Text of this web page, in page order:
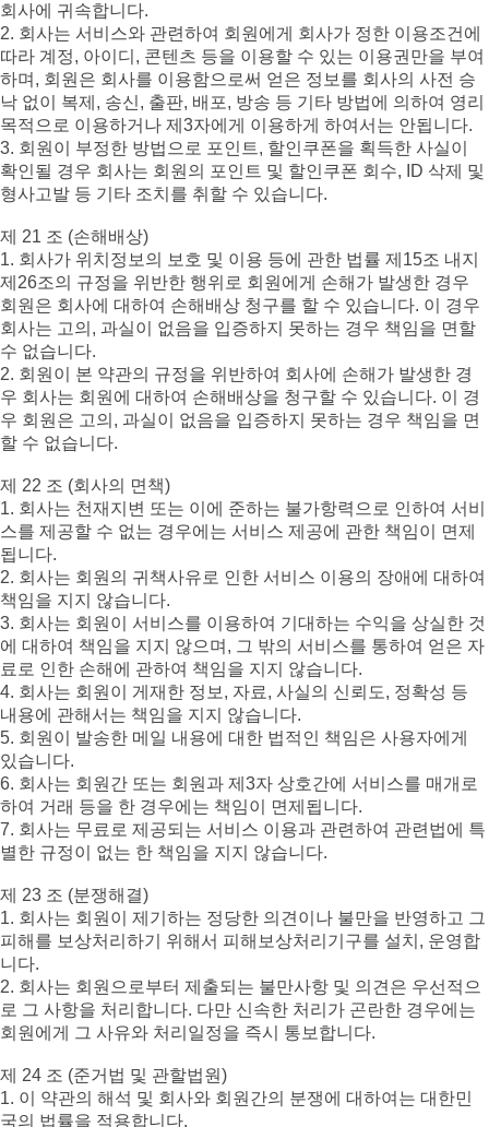
회사에 귀속합니다.
2. 회사는 서비스와 관련하여 회원에게 회사가 정한 이용조건에
따라 계정, 아이디, 콘텐츠 등을 이용할 수 있는 이용권만을 부여
하며, 회원은 회사를 이용함으로써 얻은 정보를 회사의 사전 승
낙 없이 복제, 송신, 출판, 배포, 방송 등 기타 방법에 의하여 영리
목적으로 이용하거나 제3자에게 이용하게 하여서는 안됩니다.
3. 회원이 부정한 방법으로 포인트, 할인쿠폰을 획득한 사실이
확인될 경우 회사는 회원의 포인트 및 할인쿠폰 회수, ID 삭제 및
형사고발 등 기타 조치를 취할 수 있습니다.
제 21 조 (손해배상)
1. 회사가 위치정보의 보호 및 이용 등에 관한 법률 제15조 내지
제26조의 규정을 위반한 행위로 회원에게 손해가 발생한 경우
회원은 회사에 대하여 손해배상 청구를 할 수 있습니다. 이 경우
회사는 고의, 과실이 없음을 입증하지 못하는 경우 책임을 면할
수 없습니다.
2. 회원이 본 약관의 규정을 위반하여 회사에 손해가 발생한 경
우 회사는 회원에 대하여 손해배상을 청구할 수 있습니다. 이 경
우 회원은 고의, 과실이 없음을 입증하지 못하는 경우 책임을 면
할 수 없습니다.
제 22 조 (회사의 면책)
1. 회사는 천재지변 또는 이에 준하는 불가항력으로 인하여 서비
스를 제공할 수 없는 경우에는 서비스 제공에 관한 책임이 면제
됩니다.
2. 회사는 회원의 귀책사유로 인한 서비스 이용의 장애에 대하여
책임을 지지 않습니다.
3. 회사는 회원이 서비스를 이용하여 기대하는 수익을 상실한 것
에 대하여 책임을 지지 않으며, 그 밖의 서비스를 통하여 얻은 자
료로 인한 손해에 관하여 책임을 지지 않습니다.
4. 회사는 회원이 게재한 정보, 자료, 사실의 신뢰도, 정확성 등
내용에 관해서는 책임을 지지 않습니다.
5. 회원이 발송한 메일 내용에 대한 법적인 책임은 사용자에게
있습니다.
6. 회사는 회원간 또는 회원과 제3자 상호간에 서비스를 매개로
하여 거래 등을 한 경우에는 책임이 면제됩니다.
7. 회사는 무료로 제공되는 서비스 이용과 관련하여 관련법에 특
별한 규정이 없는 한 책임을 지지 않습니다.
제 23 조 (분쟁해결)
1. 회사는 회원이 제기하는 정당한 의견이나 불만을 반영하고 그
피해를 보상처리하기 위해서 피해보상처리기구를 설치, 운영합
니다.
2. 회사는 회원으로부터 제출되는 불만사항 및 의견은 우선적으
로 그 사항을 처리합니다. 다만 신속한 처리가 곤란한 경우에는
회원에게 그 사유와 처리일정을 즉시 통보합니다.
제 24 조 (준거법 및 관할법원)
1. 이 약관의 해석 및 회사와 회원간의 분쟁에 대하여는 대한민
국의 법률을 적용합니다.